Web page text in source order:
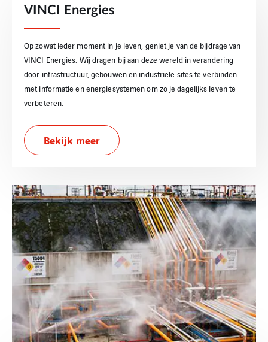
VINCI Energies
Op zowat ieder moment in je leven, geniet je van de bijdrage van
VINCI Energies. Wij dragen bij aan deze wereld in verandering
door infrastructuur, gebouwen en industriële sites te verbinden
met informatie en energiesystemen om zo je dagelijks leven te
verbeteren.
Bekijk meer